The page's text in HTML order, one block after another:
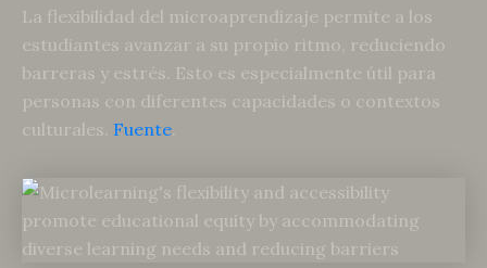
La flexibilidad del microaprendizaje permite a los
estudiantes avanzar a su propio ritmo, reduciendo
barreras y estrés. Esto es especialmente útil para
personas con diferentes capacidades o contextos
culturales. Fuente.